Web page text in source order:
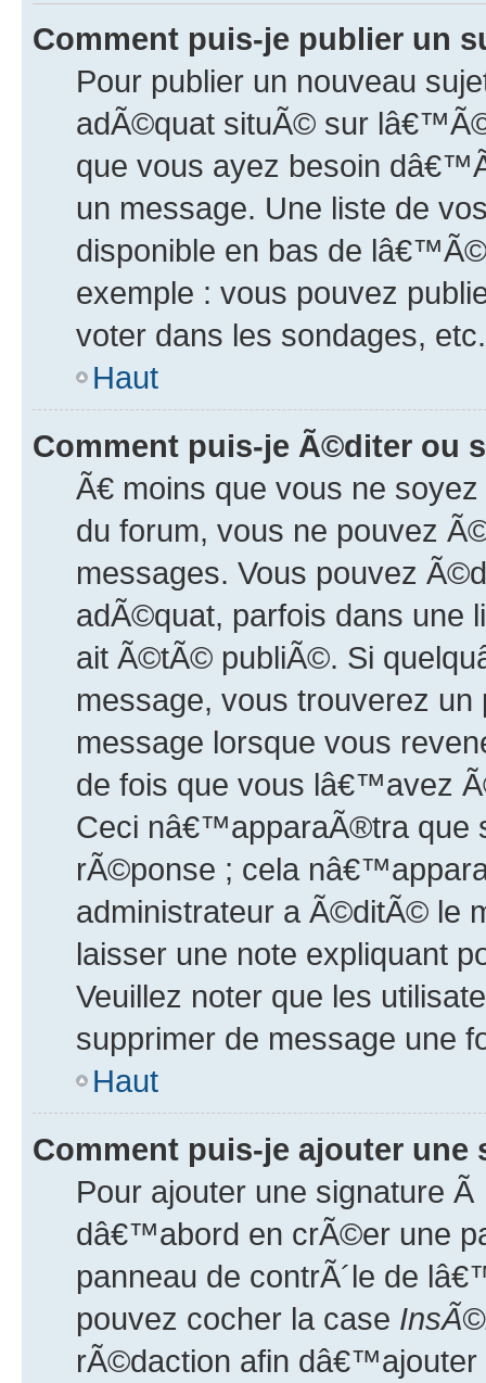
Comment puis-je publier un
Pour publier un nouveau
adÃ©quat situÃ© sur
que vous ayez besoin
un message. Une liste de
disponible en bas de
exemple : vous pouvez
voter dans les sondages, etc.
Haut
Comment puis-je Ã©diter ou
Ã€ moins que vous ne
du forum, vous ne pouvez
messages. Vous pouvez
adÃ©quat, parfois dans une
ait Ã©tÃ© publiÃ©. Si
message, vous trouverez
message lorsque vous
de fois que vous lâ€™avez
Ceci nâ€™apparaÃ®tra que
rÃ©ponse ; cela
administrateur a Ã©ditÃ© le
laisser une note expliquant
Veuillez noter que les
supprimer de message une
Haut
Comment puis-je ajouter
Pour ajouter une signature
dâ€™abord en crÃ©er une
panneau de contrÃ´le de
pouvez cocher la case
rÃ©daction afin dâ€™ajouter